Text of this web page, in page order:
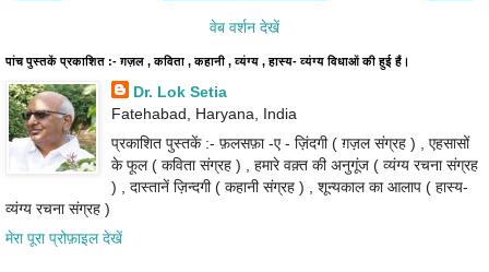
वेब वर्शन देखें
पांच पुस्तकें प्रकाशित :- ग़ज़ल , कविता , कहानी , व्यंग्य , हास्य- व्यंग्य विधाओं की हुई हैं।
Dr. Lok Setia
Fatehabad, Haryana, India
प्रकाशित पुस्तकें :- फ़लसफ़ा -ए - ज़िंदगी ( ग़ज़ल संग्रह ) , एहसासों
के फूल ( कविता संग्रह ) , हमारे वक़्त की अनुगूंज ( व्यंग्य रचना संग्रह
) , दास्तानें ज़िन्दगी ( कहानी संग्रह ) , शून्यकाल का आलाप ( हास्य-
व्यंग्य रचना संग्रह )
मेरा पूरा प्रोफ़ाइल देखें